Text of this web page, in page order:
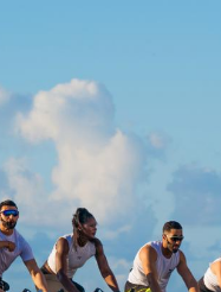
ASTRO LOVE DE LA
FÉVRIER 2026 - 11:09